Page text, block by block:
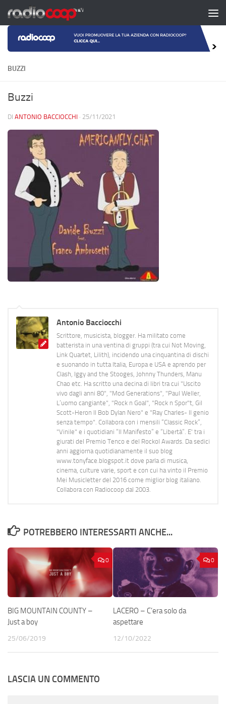
Salta al contenuto
BUZZI
Buzzi
DI ANTONIO BACCIOCCHI · 25/11/2021
Antonio Bacciocchi
Scrittore, musicista, blogger. Ha militato come
batterista in una ventina di gruppi (tra cui Not Moving,
Link Quartet, Lilith), incidendo una cinquantina di dischi
e suonando in tutta Italia, Europa e USA e aprendo per
Clash, Iggy and the Stooges, Johnny Thunders, Manu
Chao etc. Ha scritto una decina di libri tra cui "Uscito
vivo dagli anni 80", "Mod Generations", "Paul Weller,
L’uomo cangiante", "Rock n Goal", "Rock n Spor"t, Gil
Scott-Heron Il Bob Dylan Nero" e "Ray Charles- Il genio
senza tempo". Collabora con i mensili “Classic Rock”,
"Vinile" e i quotidiani “Il Manifesto” e “Libertà”. E' tra i
giurati del Premio Tenco e del Rockol Awards. Da sedici
anni aggiorna quotidianamente il suo blog
www.tonyface.blogspot.it dove parla di musica,
cinema, culture varie, sport e con cui ha vinto il Premio
Mei Musicletter del 2016 come miglior blog italiano.
Collabora con Radiocoop dal 2003.
POTREBBERO INTERESSARTI ANCHE...
0
BIG MOUNTAIN COUNTY –
Just a boy
25/06/2019
0
LACERO – C’era solo da
aspettare
12/10/2022
LASCIA UN COMMENTO